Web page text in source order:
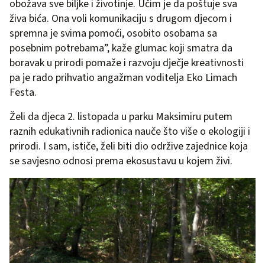
obožava sve biljke i životinje. Učim je da poštuje sva
živa bića. Ona voli komunikaciju s drugom djecom i
spremna je svima pomoći, osobito osobama sa
posebnim potrebama”, kaže glumac koji smatra da
boravak u prirodi pomaže i razvoju dječje kreativnosti
pa je rado prihvatio angažman voditelja Eko Limach
Festa.
Želi da djeca 2. listopada u parku Maksimiru putem
raznih edukativnih radionica nauče što više o ekologiji i
prirodi. I sam, ističe, želi biti dio održive zajednice koja
se savjesno odnosi prema ekosustavu u kojem živi.